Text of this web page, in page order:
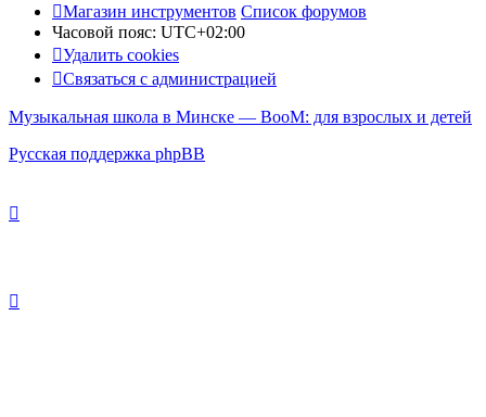
Магазин инструментов Список форумов
Часовой пояс: UTC+02:00
Удалить cookies
Связаться с администрацией
Музыкальная школа в Минске — BooM: для взрослых и детей
Русская поддержка phpBB